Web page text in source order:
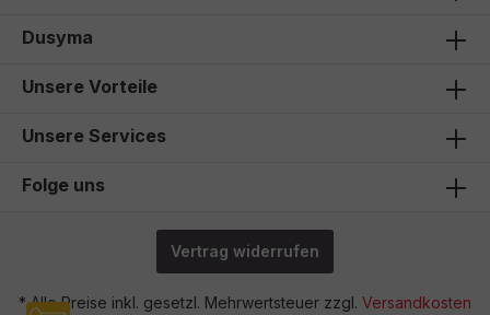
Dusyma
Unsere Vorteile
Unsere Services
Folge uns
Vertrag widerrufen
* Alle Preise inkl. gesetzl. Mehrwertsteuer zzgl. Versandkosten